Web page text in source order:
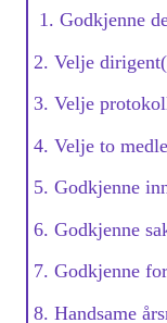
1. Godkjenne
2. Velje
3. Velje
4. Velje to
5. Godkjenne
6. Godkjenne
7. Godkjenne
8. Handsame